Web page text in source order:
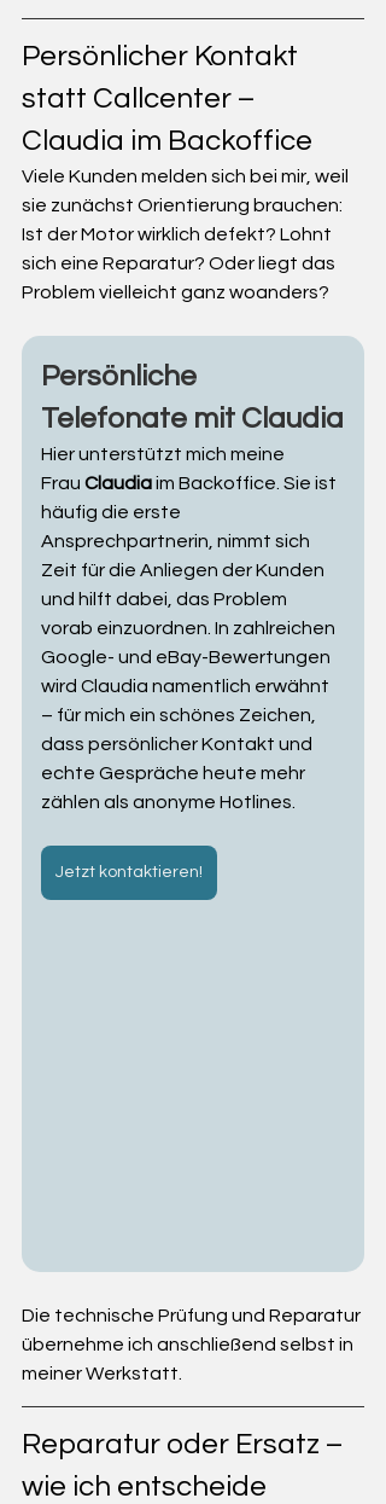
Persönlicher Kontakt
statt Callcenter –
Claudia im Backoffice
Viele Kunden melden sich bei mir, weil
sie zunächst Orientierung brauchen:
Ist der Motor wirklich defekt? Lohnt
sich eine Reparatur? Oder liegt das
Problem vielleicht ganz woanders?
Persönliche
Telefonate mit Claudia
Hier unterstützt mich meine
Frau Claudia im Backoffice. Sie ist
häufig die erste
Ansprechpartnerin, nimmt sich
Zeit für die Anliegen der Kunden
und hilft dabei, das Problem
vorab einzuordnen. In zahlreichen
Google- und eBay-Bewertungen
wird Claudia namentlich erwähnt
– für mich ein schönes Zeichen,
dass persönlicher Kontakt und
echte Gespräche heute mehr
zählen als anonyme Hotlines.
Jetzt kontaktieren!
Die technische Prüfung und Reparatur
übernehme ich anschließend selbst in
meiner Werkstatt.
Reparatur oder Ersatz –
wie ich entscheide